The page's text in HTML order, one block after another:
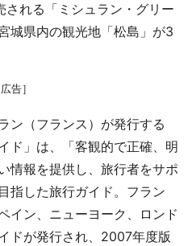
れる「ミシュラン・グリー
城県内の観光地「松島」が3
広告］
ン（フランス）が発行する
ド」は、「客観的で正確、明
情報を提供し、旅行者をサポ
指した旅行ガイド。フラン
イン、ニューヨーク、ロンド
ドが発行され、2007年度版